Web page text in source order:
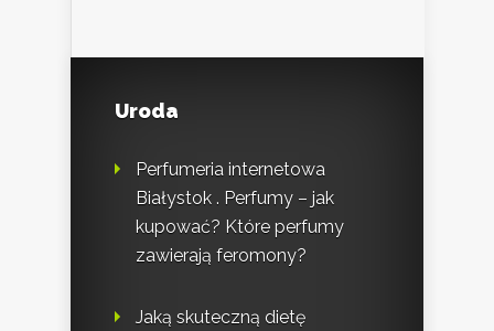
Uroda
Perfumeria internetowa
Białystok . Perfumy – jak
kupować? Które perfumy
zawierają feromony?
Jaką skuteczną dietę